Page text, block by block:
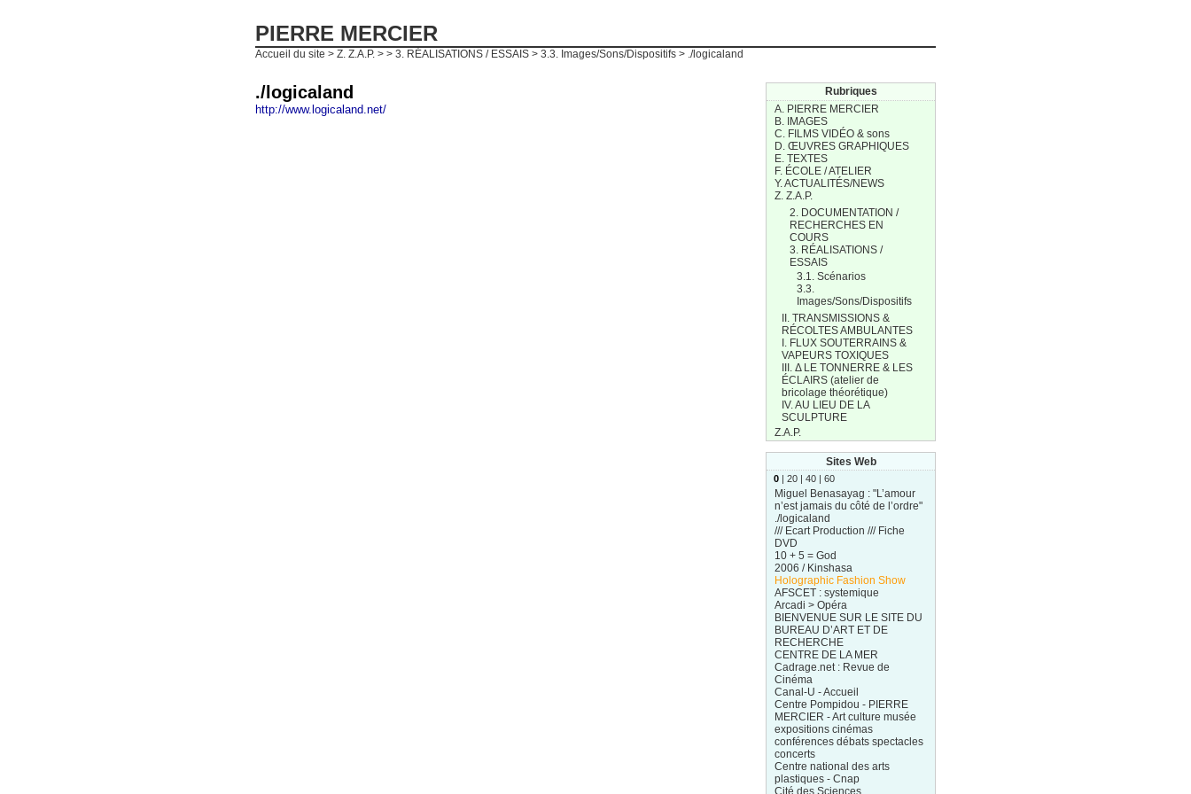
PIERRE MERCIER
Accueil du site > Z. Z.A.P. > > 3. RÉALISATIONS / ESSAIS > 3.3. Images/Sons/Dispositifs > ./logicaland
./logicaland
http://www.logicaland.net/
Rubriques
A. PIERRE MERCIER
B. IMAGES
C. FILMS VIDÉO & sons
D. ŒUVRES GRAPHIQUES
E. TEXTES
F. ÉCOLE / ATELIER
Y. ACTUALITÉS/NEWS
Z. Z.A.P.
2. DOCUMENTATION /
RECHERCHES EN
COURS
3. RÉALISATIONS /
ESSAIS
3.1. Scénarios
3.3.
Images/Sons/Dispositifs
II. TRANSMISSIONS &
RÉCOLTES AMBULANTES
I. FLUX SOUTERRAINS &
VAPEURS TOXIQUES
III. Δ LE TONNERRE & LES
ÉCLAIRS (atelier de
bricolage théorétique)
IV. AU LIEU DE LA
SCULPTURE
Z.A.P.
Sites Web
0| 20| 40| 60
Miguel Benasayag : "L’amour
n’est jamais du côté de l’ordre"
./logicaland
/// Ecart Production /// Fiche
DVD
10 + 5 = God
2006 / Kinshasa
Holographic Fashion Show
AFSCET : systemique
Arcadi > Opéra
BIENVENUE SUR LE SITE DU
BUREAU D’ART ET DE
RECHERCHE
CENTRE DE LA MER
Cadrage.net : Revue de
Cinéma
Canal-U - Accueil
Centre Pompidou - PIERRE
MERCIER - Art culture musée
expositions cinémas
conférences débats spectacles
concerts
Centre national des arts
plastiques - Cnap